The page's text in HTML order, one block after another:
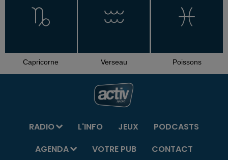
Capricorne Verseau Poissons
RADIO L'INFO JEUX
PODCASTS
AGENDA
VOTRE PUB CONTACT